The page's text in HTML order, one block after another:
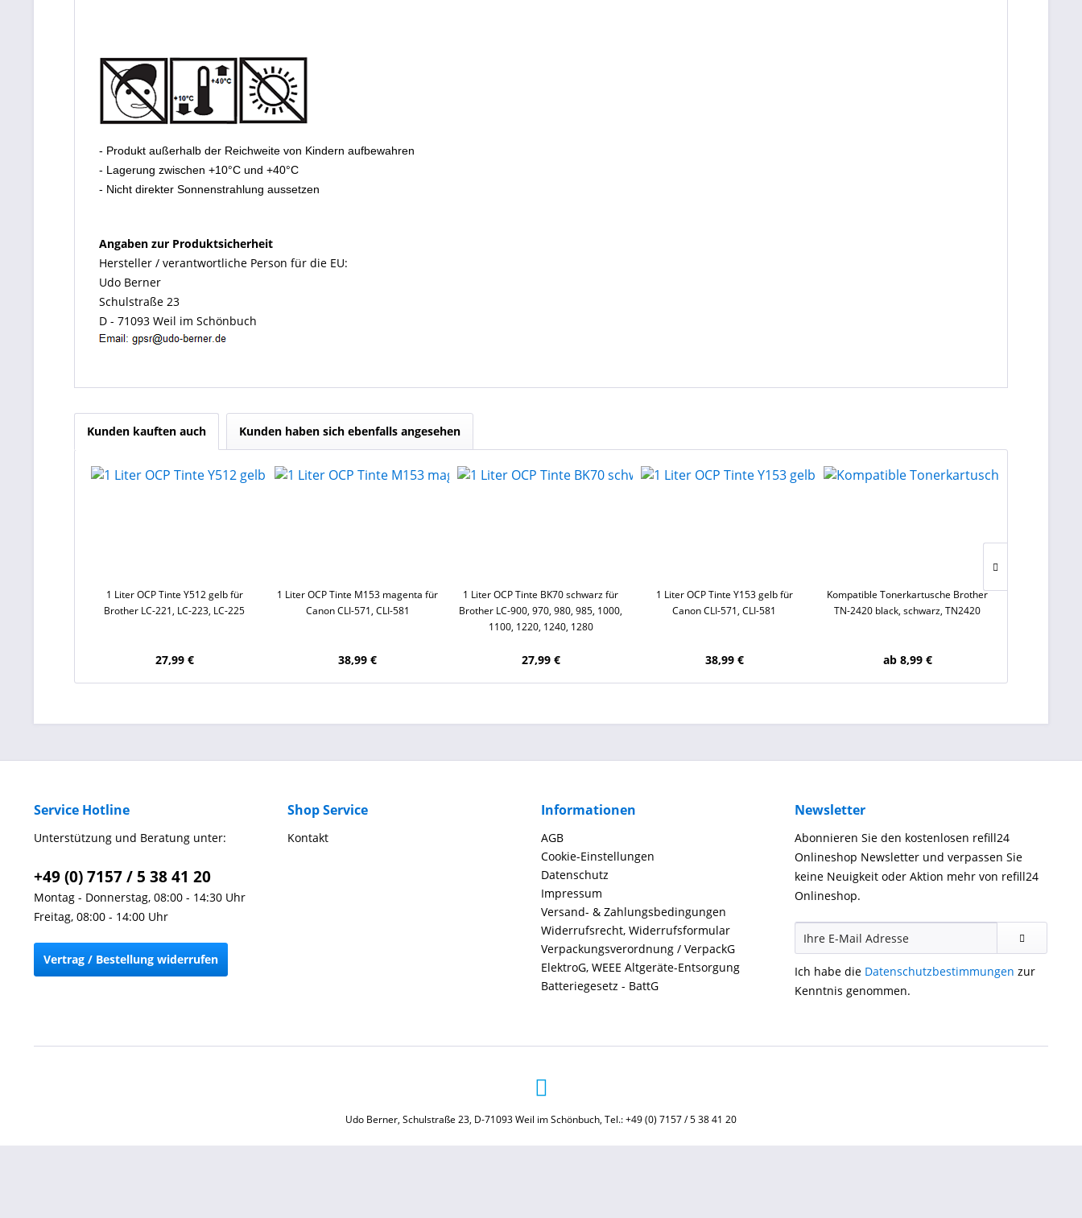
- Produkt außerhalb der Reichweite von Kindern aufbewahren
- Lagerung zwischen +10°C und +40°C
- Nicht direkter Sonnenstrahlung aussetzen
Angaben zur Produktsicherheit
Hersteller / verantwortliche Person für die EU:
Udo Berner
Schulstraße 23
D - 71093 Weil im Schönbuch
Kunden kauften auch Kunden haben sich ebenfalls angesehen
1 Liter OCP Tinte Y512 gelb für
Brother LC-221, LC-223, LC-225
27,99 €
1 Liter OCP Tinte M153 magenta für
Canon CLI-571, CLI-581
38,99 €
1 Liter OCP Tinte BK70 schwarz für
Brother LC-900, 970, 980, 985, 1000,
1100, 1220, 1240, 1280
27,99 €
1 Liter OCP Tinte Y153 gelb für
Canon CLI-571, CLI-581
38,99 €
Kompatible Tonerkartusche Brother
TN-2420 black, schwarz, TN2420
ab 8,99 €
Service Hotline
Unterstützung und Beratung unter:
+49 (0) 7157 / 5 38 41 20
Montag - Donnerstag, 08:00 - 14:30 Uhr
Freitag, 08:00 - 14:00 Uhr
Vertrag / Bestellung widerrufen
Shop Service
Kontakt
Informationen
AGB
Cookie-Einstellungen
Datenschutz
Impressum
Versand- & Zahlungsbedingungen
Widerrufsrecht, Widerrufsformular
Verpackungsverordnung / VerpackG
ElektroG, WEEE Altgeräte-Entsorgung
Batteriegesetz - BattG
Newsletter
Abonnieren Sie den kostenlosen refill24
Onlineshop Newsletter und verpassen Sie
keine Neuigkeit oder Aktion mehr von refill24
Onlineshop.
Ich habe die Datenschutzbestimmungen zur
Kenntnis genommen.
Udo Berner, Schulstraße 23, D-71093 Weil im Schönbuch, Tel.: +49 (0) 7157 / 5 38 41 20